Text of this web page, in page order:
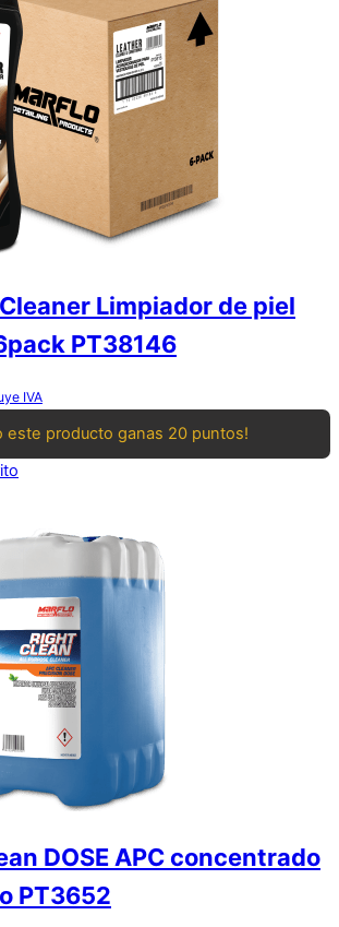
Limpiador de piel
PT38146
IVA
este producto ganas 20 puntos!
DOSE APC concentrado
PT3652